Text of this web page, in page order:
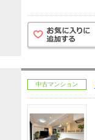
中古マンション